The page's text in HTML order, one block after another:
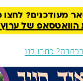
מעודכנים?
של ערוץ 2000
כתבו לנו